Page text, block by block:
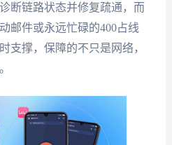
断链路状态并修复疏通，而
邮件或永远忙碌的400占线
支撑，保障的不只是网络，